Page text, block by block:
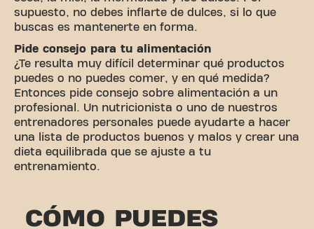
supuesto, no debes inflarte de dulces, si lo que
buscas es mantenerte en forma.
Pide consejo para tu alimentación
¿Te resulta muy difícil determinar qué productos
puedes o no puedes comer, y en qué medida?
Entonces pide consejo sobre alimentación a un
profesional. Un nutricionista o uno de nuestros
entrenadores personales puede ayudarte a hacer
una lista de productos buenos y malos y crear una
dieta equilibrada que se ajuste a tu
entrenamiento.
CÓMO PUEDES